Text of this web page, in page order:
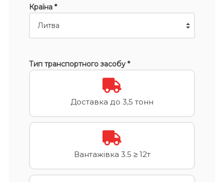
Країна *
Тип транспортного засобу *
Доставка до 3,5 тонн
Вантажівка 3.5 ≥ 12т